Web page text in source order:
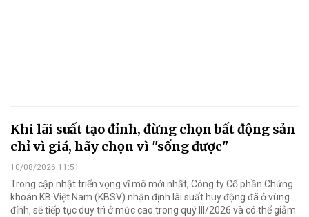
Khi lãi suất tạo đỉnh, đừng chọn bất động sản
chỉ vì giá, hãy chọn vì "sống được"
10/08/2026 11:51
Trong cập nhật triển vọng vĩ mô mới nhất, Công ty Cổ phần Chứng
khoán KB Việt Nam (KBSV) nhận định lãi suất huy động đã ở vùng
đỉnh, sẽ tiếp tục duy trì ở mức cao trong quý III/2026 và có thể giảm